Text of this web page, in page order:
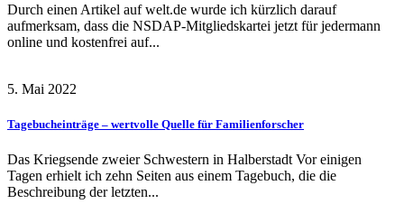
Durch einen Artikel auf welt.de wurde ich kürzlich darauf
aufmerksam, dass die NSDAP-Mitgliedskartei jetzt für jedermann
online und kostenfrei auf...
5. Mai 2022
Tagebucheinträge – wertvolle Quelle für Familienforscher
Das Kriegsende zweier Schwestern in Halberstadt Vor einigen
Tagen erhielt ich zehn Seiten aus einem Tagebuch, die die
Beschreibung der letzten...